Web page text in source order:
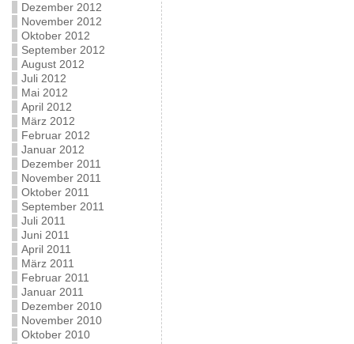
Dezember 2012
November 2012
Oktober 2012
September 2012
August 2012
Juli 2012
Mai 2012
April 2012
März 2012
Februar 2012
Januar 2012
Dezember 2011
November 2011
Oktober 2011
September 2011
Juli 2011
Juni 2011
April 2011
März 2011
Februar 2011
Januar 2011
Dezember 2010
November 2010
Oktober 2010